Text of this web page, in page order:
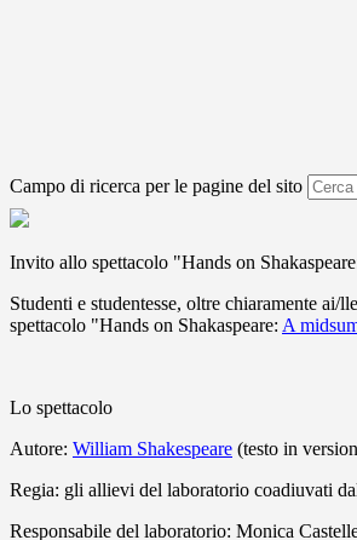
Campo di ricerca per le pagine del sito
Invito allo spettacolo "Hands on
Studenti e studentesse, oltre chiaramente ai/
spettacolo "Hands on Shakaspeare: A
Lo spettacolo
Autore: William Shakespeare (testo in
Regia: gli allievi del laboratorio coadiuvati
Responsabile del laboratorio: Monica